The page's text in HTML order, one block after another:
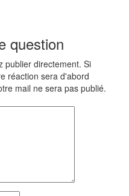
question
publier directement. Si
réaction sera d'abord
mail ne sera pas publié.